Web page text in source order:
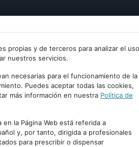
propias y de terceros para analizar el uso
nuestros servicios.
necesarias para el funcionamiento de la
Puedes aceptar todas las cookies,
más información en nuestra Política de
en la Página Web está referida a
y, por tanto, dirigida a profesionales
para prescribir o dispensar